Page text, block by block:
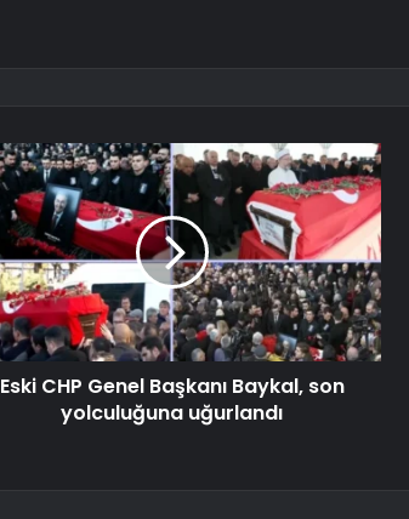
Eski CHP Genel Başkanı Baykal, son
yolculuğuna uğurlandı